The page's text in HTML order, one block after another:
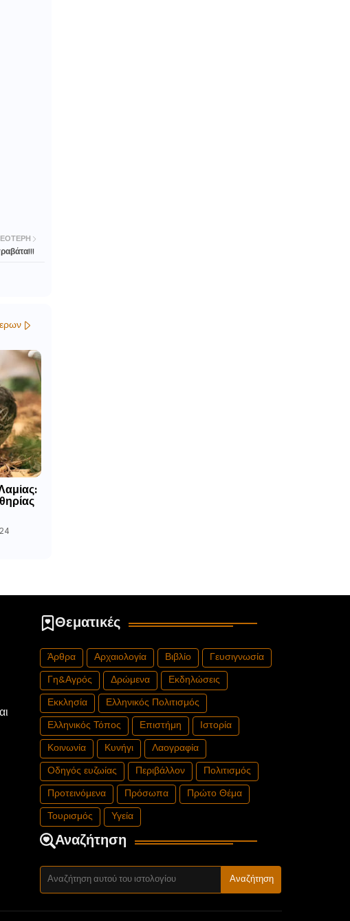
Θεματικές
Άρθρα Αρχαιολογία Βιβλίο Γευσιγνωσία
Γη&Αγρός Δρώμενα Εκδηλώσεις
Εκκλησία Ελληνικός Πολιτισμός
Ελληνικός Τόπος Επιστήμη Ιστορία
Κοινωνία Κυνήγι Λαογραφία
Οδηγός ευζωίας Περιβάλλον Πολιτισμός
Προτεινόμενα Πρόσωπα Πρώτο Θέμα
Τουρισμός Υγεία
Αναζήτηση